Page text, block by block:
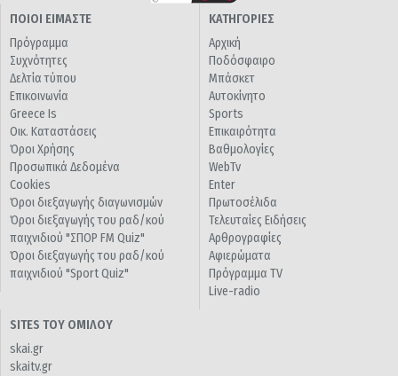
ΠΟΙΟΙ ΕΙΜΑΣΤΕ
Πρόγραμμα
Συχνότητες
Δελτία τύπου
Επικοινωνία
Greece Is
Οικ. Καταστάσεις
Όροι Χρήσης
Προσωπικά Δεδομένα
Cookies
Όροι διεξαγωγής διαγωνισμών
Όροι διεξαγωγής του ραδ/κού
παιχνιδιού "ΣΠΟΡ FM Quiz"
Όροι διεξαγωγής του ραδ/κού
παιχνιδιού "Sport Quiz"
ΚΑΤΗΓΟΡΙΕΣ
Αρχική
Ποδόσφαιρο
Μπάσκετ
Αυτοκίνητο
Sports
Επικαιρότητα
Βαθμολογίες
WebTv
Enter
Πρωτοσέλιδα
Τελευταίες Ειδήσεις
Αρθρογραφίες
Αφιερώματα
Πρόγραμμα TV
Live-radio
SITES ΤΟΥ ΟΜΙΛΟΥ
skai.gr
skaitv.gr